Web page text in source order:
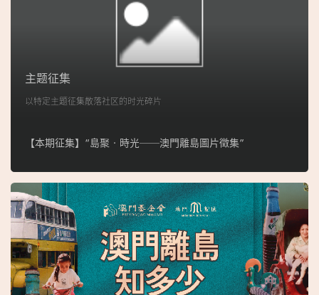
主题征集
以特定主题征集散落社区的时光碎片
【本期征集】“島聚‧時光──澳門離島圖片徵集”